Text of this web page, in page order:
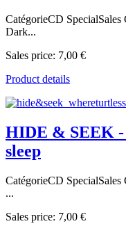
CatégorieCD SpecialSales
Dark...
Sales price: 7,00 €
Product details
HIDE & SEEK
sleep
CatégorieCD SpecialSales
...
Sales price: 7,00 €